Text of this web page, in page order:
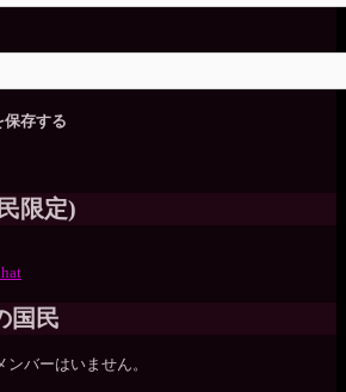
保存する
限定)
国民
バーはいません。